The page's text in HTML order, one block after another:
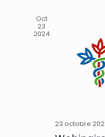
Oct
23
2024
23 octobre